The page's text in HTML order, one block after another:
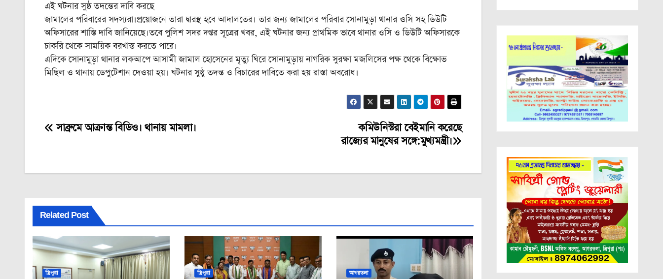
এই ঘটনার সুষ্ঠ তদন্তের দাবি করছে
জামালের পরিবারের সদস্যরা।প্রয়োজনে তারা দ্বারস্থ হবে আদালতের। তার জন্য জামালের পরিবার সোনামুড়া থানার ওসি সহ ডিউটি
অফিসারের শাস্তি দাবি জানিয়েছে।তবে পুলিশ সদর দপ্তর সূত্রের খবর, এই ঘটনার জন্য প্রাথমিক ভাবে থানার ওসি ও ডিউটি অফিসারকে
চাকরি থেকে সাময়িক বরখাস্ত করতে পারে।
এদিকে সোনামুড়া থানার লকআপে আসামী জামাল হোসেনের মৃত্যু ঘিরে সোনামুড়ায় নাগরিক সুরক্ষা মজলিসের পক্ষ থেকে বিক্ষোভ
মিছিল ও থানায় ডেপুটেশান দেওয়া হয়। ঘটনার সুষ্ঠু তদন্ত ও বিচারের দাবিতে করা হয় রাস্তা অবরোধ।
Post
কমিউনিস্টরা বেইমানি করেছে
রাজ্যের মানুষের সঙ্গে:মুখ্যমন্ত্রী।
সাব্রুমে আক্রান্ত বিডিও। থানায় মামলা।
Related Post
ত্রিপুরা ত্রিপুরা আগরতলা